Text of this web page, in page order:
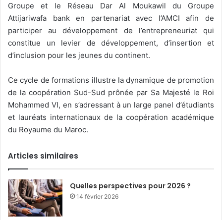
Groupe et le Réseau Dar Al Moukawil du Groupe
Attijariwafa bank en partenariat avec l’AMCI afin de
participer au développement de l’entrepreneuriat qui
constitue un levier de développement, d’insertion et
d’inclusion pour les jeunes du continent.
Ce cycle de formations illustre la dynamique de promotion
de la coopération Sud-Sud prônée par Sa Majesté le Roi
Mohammed VI, en s’adressant à un large panel d’étudiants
et lauréats internationaux de la coopération académique
du Royaume du Maroc.
Articles similaires
Quelles perspectives pour 2026 ?
14 février 2026